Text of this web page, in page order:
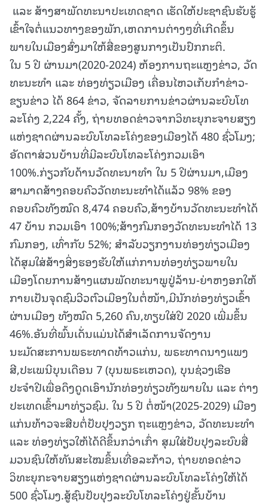
ແລະ ສ້າງສາພັດທະນາປະເທດຊາດ ເຮັດໃຫ້ປະຊາຊົນຮັບຮູ້
ເຂົ້າໃຈຕໍ່ແນວທາງຂອງພັກ,ເຫດການຕ່າງໆທີ່ເກີດຂຶ້ນ
ພາຍໃນເມືອງສົ່ງມາໃຫ້ສື່ຂອງສູນກາງເປັນປົກກະຕິ.
ໃນ 5 ປີ ຜ່ານມາ(2020-2024) ຫ້ອງການຖະແຫຼງຂ່າວ, ວັດ
ທະນະທໍາ ແລະ ທ່ອງທ່ຽວເມືອງ ເຄື່ອນໄຫວເກັບກໍາຂ່າວ-
ຂຽນຂ່າວ ໄດ້ 864 ຂ່າວ, ຈັດລາຍການຂ່າວຜ່ານລະບົບໂທ
ລະໂຄ່ງ 2,224 ຄັ້ງ, ຖ່າຍທອດຂ່າວຈາກວິທະຍຸກະຈາຍສຽງ
ແຫ່ງຊາດຜ່ານລະບົບໂທລະໂຄ່ງຂອງເມືອງໄດ້ 480 ຊົ່ວໂມງ;
ອັດຕາສ່ວນບ້ານທີ່ມີລະບົບໂທລະໂຄ່ງກວມເອົາ
100%.ກ່ຽວກັບດ້ານວັດທະນາທໍາ ໃນ 5 ປີຜ່ານມາ,ເມືອງ
ສາມາດສ້າງຄອບຄົວວັດທະນະທຳໄດ້ແລ້ວ 98% ຂອງ
ຄອບຄົວທັງໝົດ 8,474 ຄອບຄົວ,ສ້າງບ້ານວັດທະນະທຳໄດ້
47 ບ້ານ ກວມເອົາ 100%;ສ້າງກົມກອງວັດທະນະທຳໄດ້ 13
ກົມກອງ, ເທົ່າກັບ 52%; ສຳລັບວຽກງານທ່ອງທ່ຽວເມືອງ
ໄດ້ສຸມໃສ່ສ້າງສິ່ງຮອງຮັບໃຫ້ແກ່ການທ່ອງທ່ຽວພາຍໃນ
ເມືອງໂດຍການສ້າງແຜນພັດທະນາພູປູ່ລ້ານ-ຍ່າຫງອກໃຫ້
ກາຍເປັນຈຸດຊົມວີວຕົວເມືອງໃນຕໍ່ໜ້າ,ມີນັກທ່ອງທ່ຽວເຂົ້າ
ຜ່ານເມືອງ ທັງໝົດ 5,260 ຄົນ,ທຽບໃສ່ປີ 2020 ເພີ່ມຂຶ້ນ
46%.ອັນທີ່ພົ້ນເດັ່ນແມ່ນໄດ້ສໍາເລັດການຈັດງານ
ນະມັດສະການພຣະທາດທ້າວແກ່ນ, ພຣະທາດນາງແພງ
ສີ,ປະເພນີບຸນເດືອນ 7 (ບຸນພຣະເຫວດ), ບຸນຊ່ວງເຮືອ
ປະຈຳປີເພື່ອດຶງດູດເອົານັກທ່ອງທ່ຽວທັງພາຍໃນ ແລະ ຕ່າງ
ປະເທດເຂົ້າມາທ່ຽວຊົມ. ໃນ 5 ປີ ຕໍ່ໜ້າ(2025-2029) ເມືອງ
ແກ່ນທ້າວຈະສືບຕໍ່ປັບປຸງວຽກ ຖະແຫຼງຂ່າວ, ວັດທະນະທໍາ
ແລະ ທ່ອງທ່ຽວໃຫ້ໄດ້ດີຂຶ້ນກວ່າເກົ່າ ສຸມໃສ່ປັບປຸງລະບົບສື່
ມວນຊົນໃຫ້ທັນສະໄໝຂຶ້ນເທື່ອລະກ້າວ, ຖ່າຍທອດຂ່າວ
ວິທະຍຸກະຈາຍສຽງແຫ່ງຊາດຜ່ານລະບົບໂທລະໂຄ່ງໃຫ້ໄດ້
500 ຊົ່ວໂມງ.ສູ້ຊົນປັບປຸງລະບົບໂທລະໂຄ່ງຢູ່ຂັ້ນບ້ານ